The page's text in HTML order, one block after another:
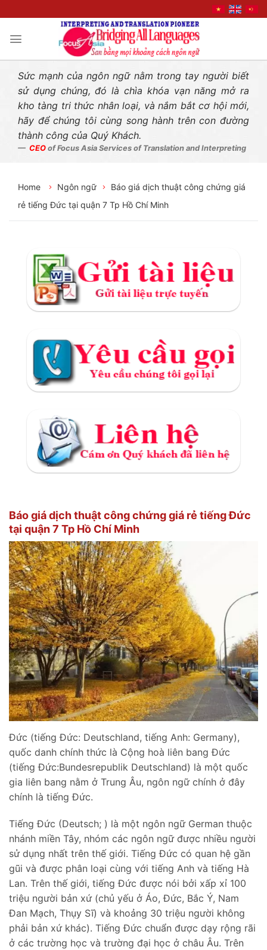
Sức mạnh của ngôn ngữ nằm trong tay người biết
sử dụng chúng, đó là chìa khóa vạn năng mở ra
kho tàng tri thức nhân loại, và nắm bắt cơ hội mới,
hãy để chúng tôi cùng song hành trên con đường
thành công của Quý Khách.
CEO of Focus Asia Services of Translation and Interpreting
Home Ngôn ngữ
Báo giá dịch thuật công chứng giá
rẻ tiếng Đức tại quận 7 Tp Hồ Chí Minh
Báo giá dịch thuật công chứng giá rẻ tiếng Đức
tại quận 7 Tp Hồ Chí Minh
Đức (tiếng Đức: Deutschland, tiếng Anh: Germany),
quốc danh chính thức là Cộng hoà liên bang Đức
(tiếng Đức:Bundesrepublik Deutschland) là một quốc
gia liên bang nằm ở Trung Âu, ngôn ngữ chính ở đây
chính là tiếng Đức.
Tiếng Đức (Deutsch; ) là một ngôn ngữ German thuộc
nhánh miền Tây, nhóm các ngôn ngữ được nhiều người
sử dụng nhất trên thế giới. Tiếng Đức có quan hệ gần
gũi và được phân loại cùng với tiếng Anh và tiếng Hà
Lan. Trên thế giới, tiếng Đức được nói bởi xấp xỉ 100
triệu người bản xứ (chủ yếu ở Áo, Đức, Bắc Ý, Nam
Đan Mạch, Thụy Sĩ) và khoảng 30 triệu người không
phải bản xứ khác). Tiếng Đức chuẩn được dạy rộng rãi
ở các trường học và trường đại học ở châu Âu. Trên